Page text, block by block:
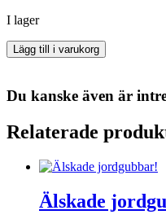
I lager
Alla
tiders
mängd
Lägg till i varukorg
Du kanske även är
Relaterade
Älskade